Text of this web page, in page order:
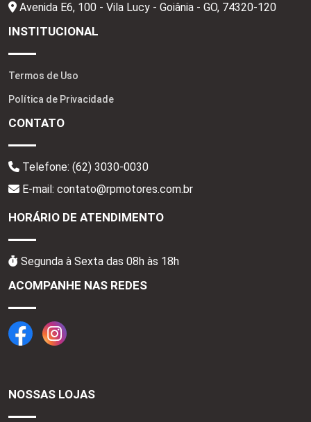
Avenida E6, 100 - Vila Lucy - Goiânia - GO, 74320-120
INSTITUCIONAL
Termos de Uso
Política de Privacidade
CONTATO
Telefone: (62) 3030-0030
E-mail: contato@rpmotores.com.br
HORÁRIO DE ATENDIMENTO
Segunda à Sexta das 08h às 18h
ACOMPANHE NAS REDES
NOSSAS LOJAS